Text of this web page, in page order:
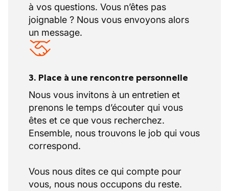
à vos questions. Vous n’êtes pas
joignable ? Nous vous envoyons alors
un message.
3. Place à une rencontre personnelle
Nous vous invitons à un entretien et
prenons le temps d’écouter qui vous
êtes et ce que vous recherchez.
Ensemble, nous trouvons le job qui vous
correspond.
Vous nous dites ce qui compte pour